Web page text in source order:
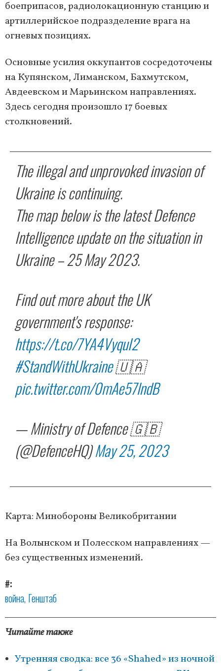
боеприпасов, радиолокационную станцию и
артиллерийское подразделение врага на
огневых позициях.
Основные усилия оккупантов сосредоточены
на Купянском, Лиманском, Бахмутском,
Авдеевском и Марьинском направлениях.
Здесь сегодня произошло 17 боевых
столкновений.
The illegal and unprovoked invasion of
Ukraine is continuing.
The map below is the latest Defence
Intelligence update on the situation in
Ukraine – 25 May 2023.
Find out more about the UK
government's response:
https://t.co/7YA4VyquI2
#StandWithUkraine🇺🇦
pic.twitter.com/0mAe57lndB
— Ministry of Defence 🇬🇧
(@DefenceHQ)May 25, 2023
Карта: Минобороны Великобритании
На Волынском и Полесском направлениях —
без существенных изменений.
#
война Генштаб
Читайте также
Утренняя сводка: все 36 «Shahed» из ночной